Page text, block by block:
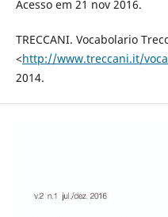
Acesso em 21 nov 2016.
TRECCANI. Vocabolario
<http://www.treccani.it/
2014.